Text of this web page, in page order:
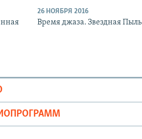
26 НОЯБРЯ 2016
Время джаза. Звездная Пыль